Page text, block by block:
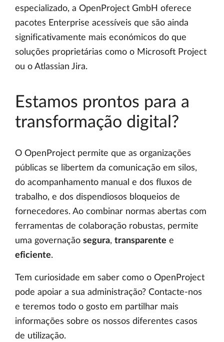
especializado, a OpenProject GmbH oferece
pacotes Enterprise acessíveis que são ainda
significativamente mais económicos do que
soluções proprietárias como o Microsoft Project
ou o Atlassian Jira.
Estamos prontos para a
transformação digital?
O OpenProject permite que as organizações
públicas se libertem da comunicação em silos,
do acompanhamento manual e dos fluxos de
trabalho, e dos dispendiosos bloqueios de
fornecedores. Ao combinar normas abertas com
ferramentas de colaboração robustas, permite
uma governação segura, transparente e
eficiente.
Tem curiosidade em saber como o OpenProject
pode apoiar a sua administração? Contacte-nos
e teremos todo o gosto em partilhar mais
informações sobre os nossos diferentes casos
de utilização.